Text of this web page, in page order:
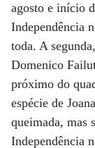
agosto e início
Independência
toda. A
Domenico
próximo do
espécie de
queimada, mas
Independência